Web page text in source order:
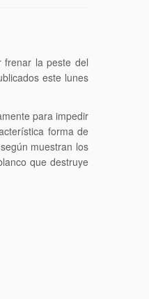
frenar la peste del
este lunes
para impedir
forma de
muestran los
que destruye